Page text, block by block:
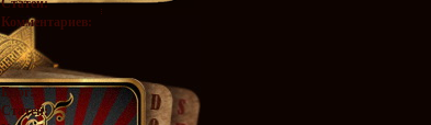
Комментариев:
Блог::
Статей: